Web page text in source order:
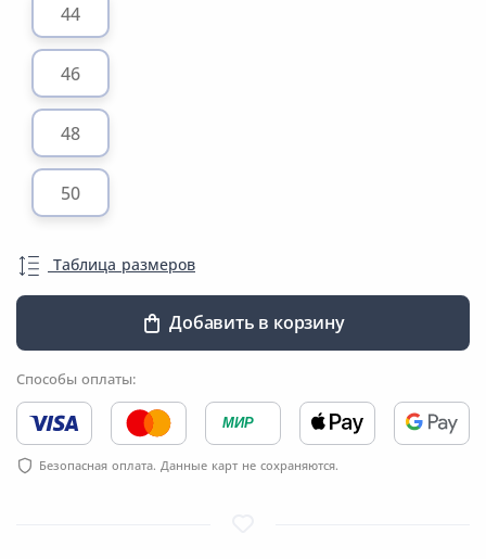
44
46
48
50
Таблица размеров
Добавить в корзину
Способы оплаты:
МИР
Безопасная оплата. Данные карт не сохраняются.